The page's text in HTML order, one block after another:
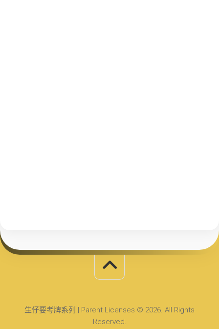
生仔要考牌系列 | Parent Licenses © 2026. All Rights
Reserved.